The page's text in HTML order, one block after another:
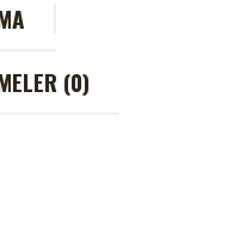
(0)